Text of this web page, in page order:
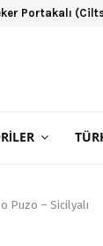
Portakalı
Puzo – Sicilyalı